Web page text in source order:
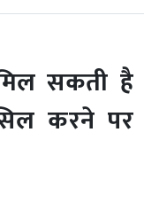
सकती है
करने पर